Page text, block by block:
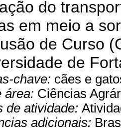
do
em meio a
de Curso
de
chave: cães e
área: Ciências
de atividade:
adicionais: